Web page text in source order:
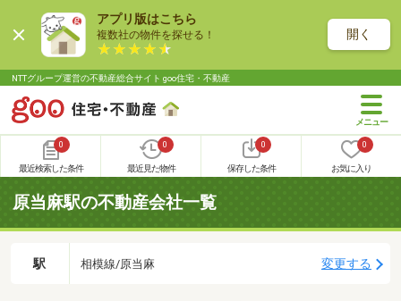
アプリ版はこちら
複数社の物件を探せる！ 開く
NTTグループ運営の不動産総合サイト goo住宅・不動産
0
最近検索した条件
0
最近見た物件
0
保存した条件
0
お気に入り
原当麻駅の不動産会社一覧
駅 相模線/原当麻 変更する